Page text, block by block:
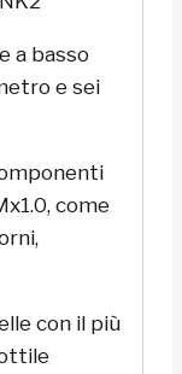
a basso
e sei
come
con il più